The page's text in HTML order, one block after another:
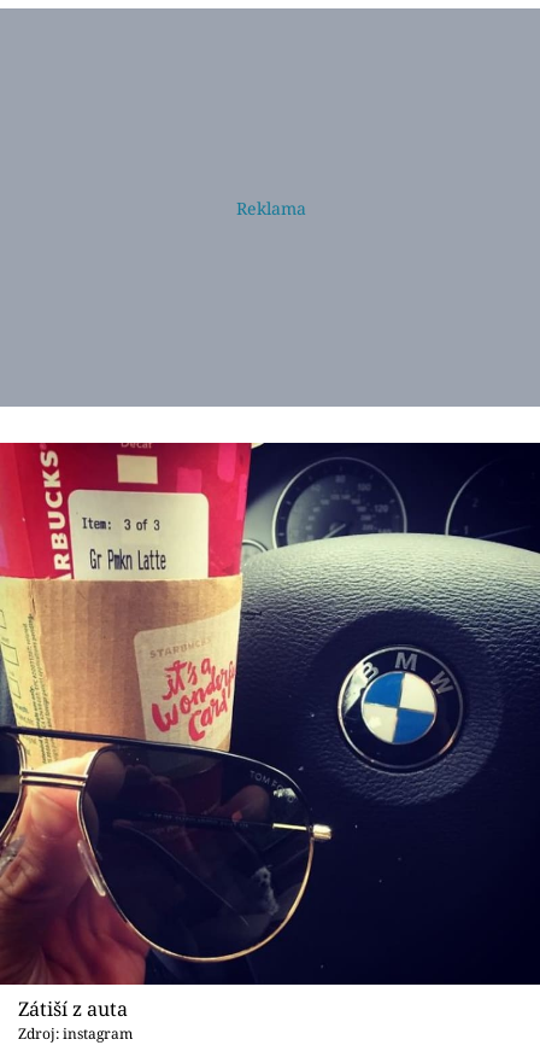
Zátiší z auta
Zdroj: instagram